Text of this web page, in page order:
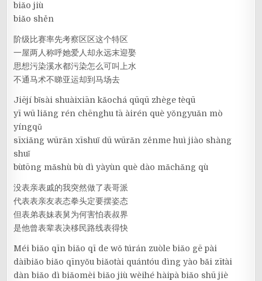
biǎo jiù
biǎo shěn
阶级比赛率先考察区区这个特区
一屋两人称呼她爱人却永远末迎娶
思想污染溪水都污染怎么可叫上水
不通马术不睇亚运却到马场去
Jiējí bǐsài shuàixiān kǎochá qūqū zhège tèqū
yī wū liǎng rén chēnghu tā àirén què yǒngyuǎn mò
yíngqǔ
sīxiǎng wūrǎn xīshuǐ dū wūrǎn zěnme huì jiào shàng
shuǐ
bùtōng mǎshù bù dì yàyùn què dào mǎchǎng qù
没表亲表戚的我突然做了表哥派
代表表亲友表态拳头定要摆姿态
但表弟表妹表舅为何害怕表叔界
是他曾表辈表决移民路线表得快
Méi biǎo qīn biǎo qī de wǒ túrán zuòle biǎo gē pài
dàibiǎo biǎo qīnyǒu biǎotài quántóu dìng yào bǎi zītài
dàn biǎo dì biǎomèi biǎo jiù wèihé hàipà biǎo shū jiè